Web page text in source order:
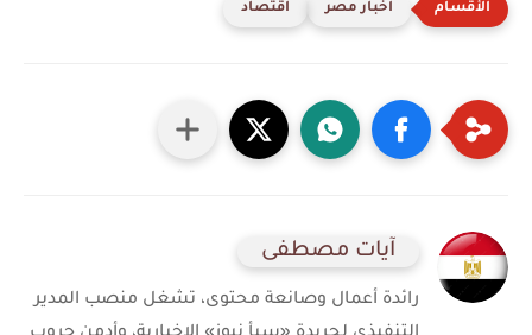
أخبار مصر اقتصاد
آيات مصطفى
رائدة أعمال وصانعة محتوى، تشغل منصب المدير